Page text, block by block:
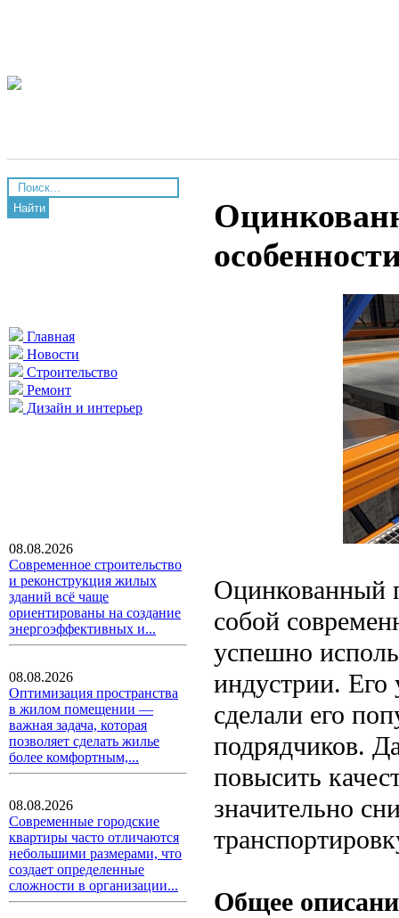
Найти
Главная
Новости
Строительство
Ремонт
Дизайн и интерьер
08.08.2026
Современное строительство
и реконструкция жилых
зданий всё чаще
ориентированы на создание
энергоэффективных и...
08.08.2026
Оптимизация пространства
в жилом помещении —
важная задача, которая
позволяет сделать жилье
более комфортным,...
08.08.2026
Современные городские
квартиры часто отличаются
небольшими размерами, что
создает определенные
сложности в организации...
Оцинкованный
собой
успешно
индустрии. Его
сделали его
подрядчиков.
повысить
значительно
Общее